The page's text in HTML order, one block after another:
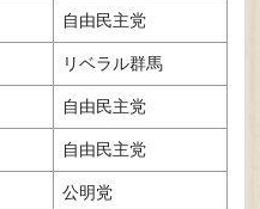
自由民主党
リベラル群馬
自由民主党
自由民主党
公明党